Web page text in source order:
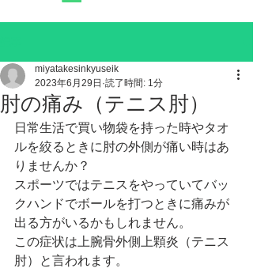
肘の痛み（テニス肘）
miyatakesinkyuseik
2023年6月29日 読了時間: 1分
日常生活で買い物袋を持った時やタオ
ルを絞るときに肘の外側が痛い時はあ
りませんか？
スポーツではテニスをやっていてバッ
クハンドでボールを打つときに痛みが
出る方がいるかもしれません。
この症状は上腕骨外側上顆炎（テニス
肘）と言われます。